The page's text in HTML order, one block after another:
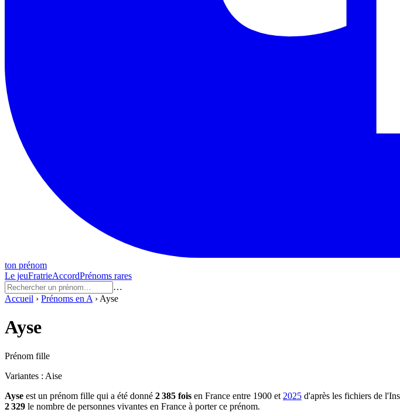
ton prénom
Le jeuFratrieAccordPrénoms rares
…
Accueil › Prénoms en A › Ayse
Ayse
Prénom fille
Variantes : Aise
Ayse est un prénom fille qui a été donné 2 385 fois en France entre 1900 et 2025 d'après les fichiers de
2 329 le nombre de personnes vivantes en France à porter ce prénom.